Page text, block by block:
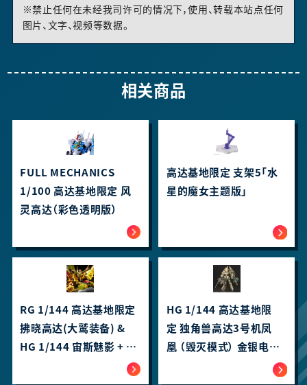
※禁止任何在未经我司许可的情况下，使用、转载本站点任何
图片、文字、视频等数据。
相关商品
FULL MECHANICS
1/100 高达基地限定 风
灵高达（彩色透明版）
高达基地限定 支架5「水
星的魔女主题版」
RG 1/144 高达基地限定
拂晓高达(大鹫装备) &
HG 1/144 宙斯魅影 + 连
HG 1/144 高达基地限
定 独角兽高达3号机凤
凰 （毁灭模式） 金银电镀